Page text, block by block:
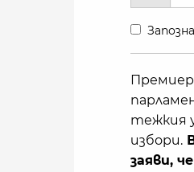
тежкия
избори.
заяви,